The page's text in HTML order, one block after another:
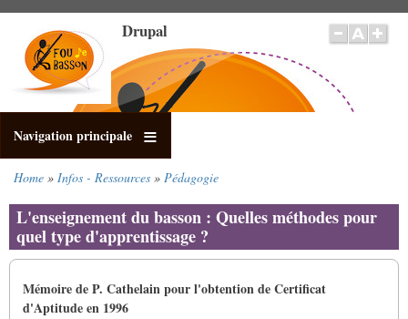
main
content
Drupal
Navigation principale
Home Infos - Ressources Pédagogie
L'enseignement du basson : Quelles méthodes pour
quel type d'apprentissage ?
Mémoire de P. Cathelain pour l'obtention de Certificat
d'Aptitude en 1996